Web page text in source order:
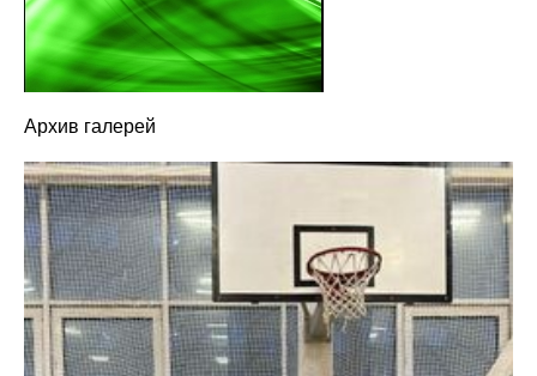
Архив галерей